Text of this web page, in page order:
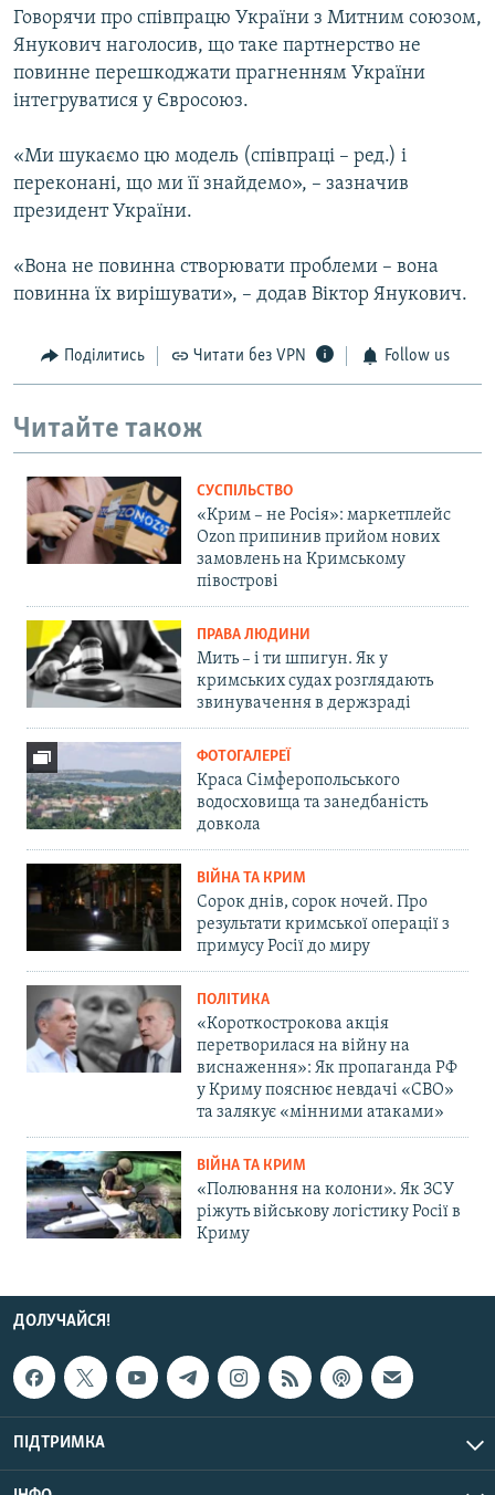
Говорячи про співпрацю України з Митним союзом,
Янукович наголосив, що таке партнерство не
повинне перешкоджати прагненням України
інтегруватися у Євросоюз.
«Ми шукаємо цю модель (співпраці – ред.) і
переконані, що ми її знайдемо», – зазначив
президент України.
«Вона не повинна створювати проблеми – вона
повинна їх вирішувати», – додав Віктор Янукович.
Поділитись Читати без VPN Follow us
Читайте також
СУСПІЛЬСТВО
«Крим – не Росія»: маркетплейс
Ozon припинив прийом нових
замовлень на Кримському
півострові
ПРАВА ЛЮДИНИ
Мить – і ти шпигун. Як у
кримських судах розглядають
звинувачення в держзраді
ФОТОГАЛЕРЕЇ
Краса Сімферопольського
водосховища та занедбаність
довкола
ВІЙНА ТА КРИМ
Сорок днів, сорок ночей. Про
результати кримської операції з
примусу Росії до миру
ПОЛІТИКА
«Короткострокова акція
перетворилася на війну на
виснаження»: Як пропаганда РФ
у Криму пояснює невдачі «СВО»
та залякує «мінними атаками»
ВІЙНА ТА КРИМ
«Полювання на колони». Як ЗСУ
ріжуть військову логістику Росії в
Криму
ДОЛУЧАЙСЯ!
ПІДТРИМКА